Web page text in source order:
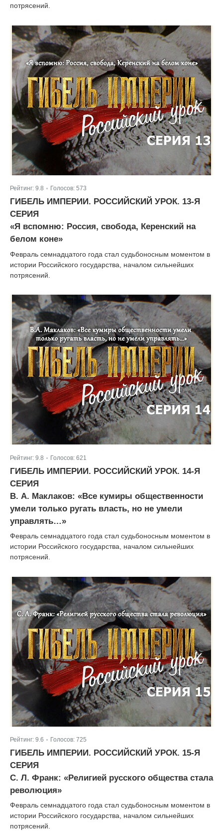
потрясений.
Рейтинг: 9.8 Голосов: 573
ГИБЕЛЬ ИМПЕРИИ. РОССИЙСКИЙ УРОК. 13-Я
СЕРИЯ
«Я вспомню: Россия, свобода, Керенский на
белом коне»
Февраль семнадцатого года стал судьбоносным моментом в
истории Российского государства, началом сильнейших
потрясений.
Рейтинг: 9.8 Голосов: 621
ГИБЕЛЬ ИМПЕРИИ. РОССИЙСКИЙ УРОК. 14-Я
СЕРИЯ
В. А. Маклаков: «Все кумиры общественности
умели только ругать власть, но не умели
управлять…»
Февраль семнадцатого года стал судьбоносным моментом в
истории Российского государства, началом сильнейших
потрясений.
Рейтинг: 9.6 Голосов: 725
ГИБЕЛЬ ИМПЕРИИ. РОССИЙСКИЙ УРОК. 15-Я
СЕРИЯ
С. Л. Франк: «Религией русского общества стала
революция»
Февраль семнадцатого года стал судьбоносным моментом в
истории Российского государства, началом сильнейших
потрясений.